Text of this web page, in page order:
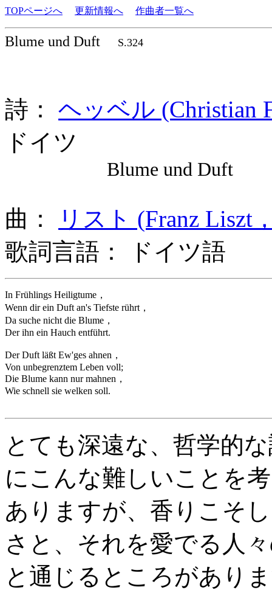
TOPページへ 更新情報へ 作曲者一覧へ
Blume und Duft S.324
詩： ヘッベル (Christian
ドイツ
Blume und Duft
曲：
リスト (Franz Liszt
歌詞言語： ドイツ語
In Frühlings Heiligtume，
Wenn dir ein Duft an's Tiefste rührt，
Da suche nicht die Blume，
Der ihn ein Hauch entführt.
Der Duft läßt Ew'ges ahnen，
Von unbegrenztem Leben voll;
Die Blume kann nur mahnen，
Wie schnell sie welken soll.
とても深遠な、哲学的
にこんな難しいことを
ありますが、香りこそ
さと、それを愛でる人
と通じるところがあり